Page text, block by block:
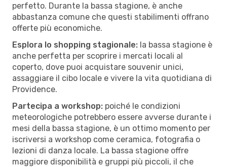
perfetto. Durante la bassa stagione, è anche
abbastanza comune che questi stabilimenti offrano
offerte più economiche.
Esplora lo shopping stagionale: la bassa stagione è
anche perfetta per scoprire i mercati locali al
coperto, dove puoi acquistare souvenir unici,
assaggiare il cibo locale e vivere la vita quotidiana di
Providence.
Partecipa a workshop: poiché le condizioni
meteorologiche potrebbero essere avverse durante i
mesi della bassa stagione, è un ottimo momento per
iscriversi a workshop come ceramica, fotografia o
lezioni di danza locale. La bassa stagione offre
maggiore disponibilità e gruppi più piccoli, il che